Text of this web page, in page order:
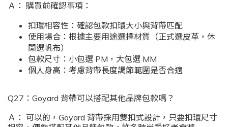
Ａ： 購買前確認事項：
扣環相容性：確認包款扣環大小與背帶匹配
使用場合：根據主要用途選擇材質（正式選皮革，休
閒選帆布）
包款尺寸：小包選 PM，大包選 MM
個人身高：考慮背帶長度調節範圍是否合適
Q27：Goyard 背帶可以搭配其他品牌包款嗎？
Ａ： 可以的，Goyard 背帶採用雙扣式設計，只要扣環尺寸